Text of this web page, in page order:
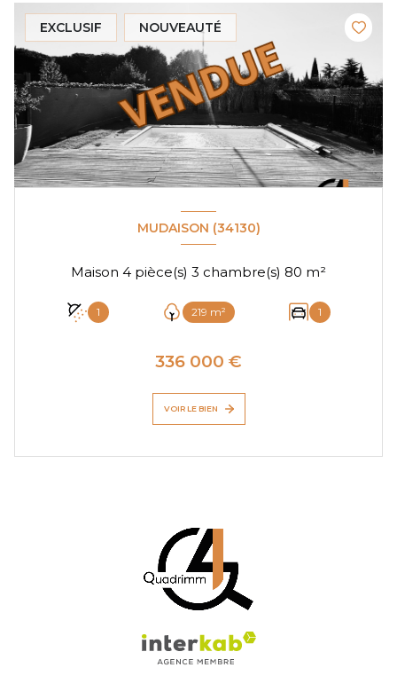
EXCLUSIF NOUVEAUTÉ
MUDAISON (34130)
Maison 4 pièce(s) 3 chambre(s) 80 m²
1 219 m² 1
336 000 €
VOIR LE BIEN